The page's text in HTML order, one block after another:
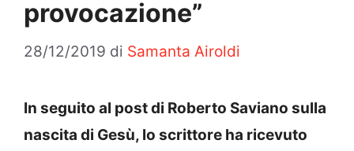
provocazione”
28/12/2019 di Samanta Airoldi
In seguito al post di Roberto Saviano sulla
nascita di Gesù, lo scrittore ha ricevuto